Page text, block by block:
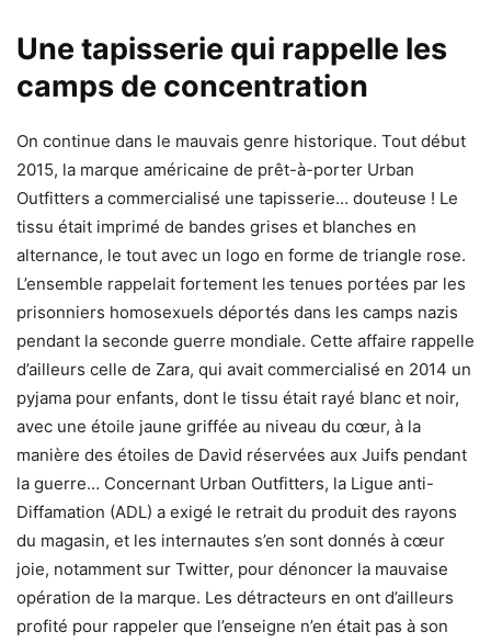
Une tapisserie qui rappelle les
camps de concentration
On continue dans le mauvais genre historique. Tout début
2015, la marque américaine de prêt-à-porter Urban
Outfitters a commercialisé une tapisserie… douteuse ! Le
tissu était imprimé de bandes grises et blanches en
alternance, le tout avec un logo en forme de triangle rose.
L’ensemble rappelait fortement les tenues portées par les
prisonniers homosexuels déportés dans les camps nazis
pendant la seconde guerre mondiale. Cette affaire rappelle
d’ailleurs celle de Zara, qui avait commercialisé en 2014 un
pyjama pour enfants, dont le tissu était rayé blanc et noir,
avec une étoile jaune griffée au niveau du cœur, à la
manière des étoiles de David réservées aux Juifs pendant
la guerre… Concernant Urban Outfitters, la Ligue anti-
Diffamation (ADL) a exigé le retrait du produit des rayons
du magasin, et les internautes s’en sont donnés à cœur
joie, notamment sur Twitter, pour dénoncer la mauvaise
opération de la marque. Les détracteurs en ont d’ailleurs
profité pour rappeler que l’enseigne n’en était pas à son